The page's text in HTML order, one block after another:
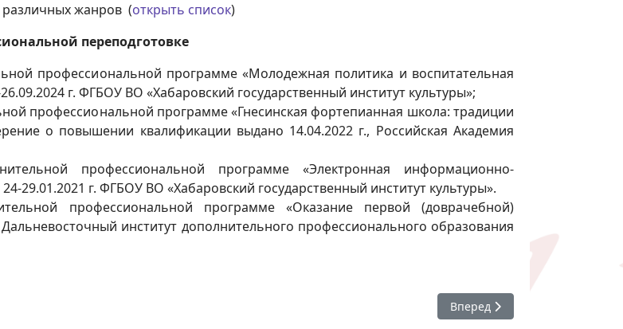
различных жанров (открыть список)
переподготовке
профессиональной программе «Молодежная политика и воспитательная
г. ФГБОУ ВО «Хабаровский государственный институт культуры»;
профессиональной программе «Гнесинская фортепианная школа: традиции
о повышении квалификации выдано 14.04.2022 г., Российская Академия
профессиональной программе «Электронная информационно-
29.01.2021 г. ФГБОУ ВО «Хабаровский государственный институт культуры».
профессиональной программе «Оказание первой (доврачебной)
институт дополнительного профессионального образования
Следующий: Матвеева
Вперед